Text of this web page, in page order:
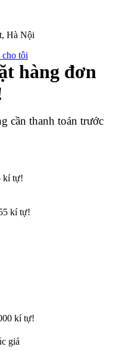
Hà Nội
tôi
hàng đơn
cần thanh toán trước
kí tự!
kí tự!
kí tự!
giá